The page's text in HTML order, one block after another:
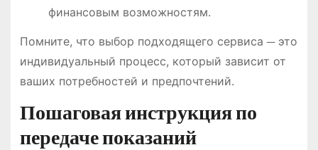
финансовым возможностям.
Помните, что выбор подходящего сервиса ─ это
индивидуальный процесс, который зависит от
ваших потребностей и предпочтений.
Пошаговая инструкция по
передаче показаний